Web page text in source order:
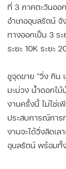
ที่ 3 ภาคตะวันออ
อำเภออุบลรัตน์
ทางออกเป็น 3 ร
ระยะ 10K ระยะ
ชูจุดขาย "วิ่ง กิน
มะม่วง น้ำดอกไ
งานครั้งนี้ ไม่ใช่
ประสบการณ์การ
งานจะได้วิ่งลัดเล
อุบลรัตน์ พร้อมทั้